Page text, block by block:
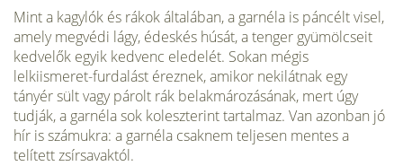
Mint a kagylók és rákok általában, a garnéla is páncélt visel,
amely megvédi lágy, édeskés húsát, a tenger gyü­mölcseit
kedvelők egyik kedvenc eledelét. Sokan mégis
lelkiismeret-furdalást éreznek, amikor nekilátnak egy
tányér sült vagy párolt rák belakmározásának, mert úgy
tudják, a garnéla sok koleszterint tartalmaz. Van azon­ban jó
hír is számukra: a garnéla csaknem teljesen mentes a
telített zsírsavaktól.